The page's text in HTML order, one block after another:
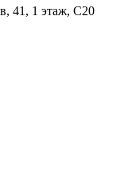
41, 1 этаж, С20